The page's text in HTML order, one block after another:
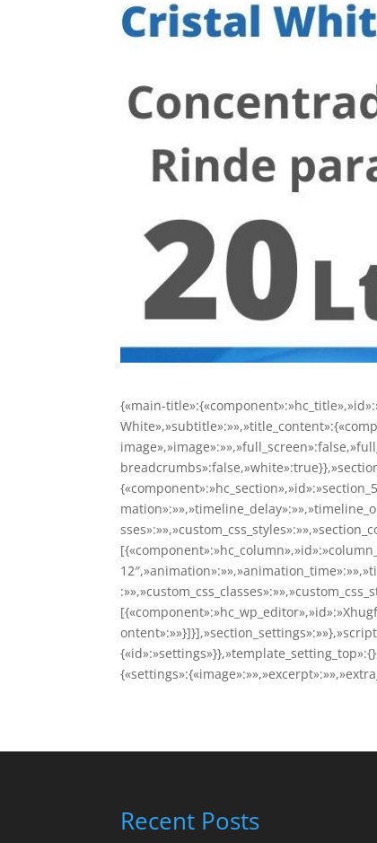
{«main-
Recent Posts